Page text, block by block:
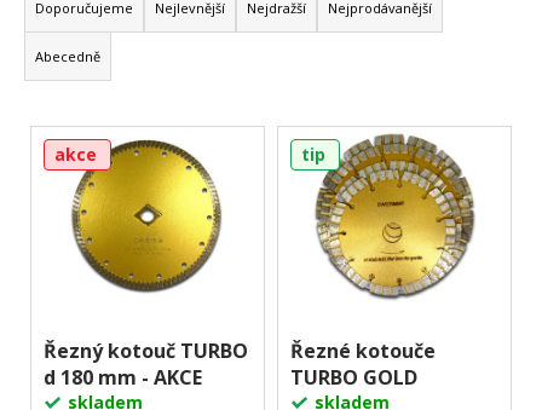
a
z
e
í
Doporučujeme Nejlevnější Nejdražší Nejprodávanější
Abecedně
V
akce
Řezný kotouč TURBO
d 180 mm - AKCE
skladem
tip
Řezné kotouče
TURBO GOLD
skladem